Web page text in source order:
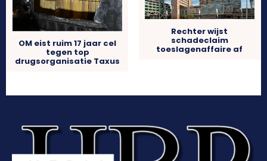
OM eist ruim 17 jaar cel
tegen top
drugsorganisatie Taxus
Rechter wijst
schadeclaim
toeslagenaffaire af